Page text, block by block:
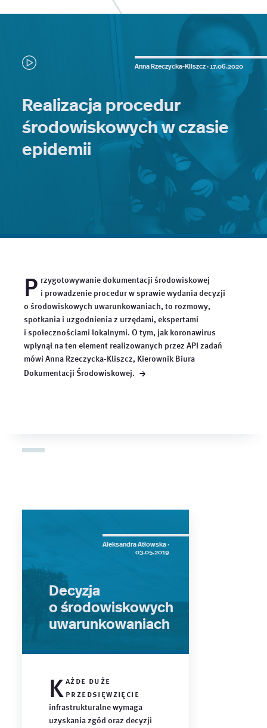
Anna Rzeczycka-Kliszcz ·17.06.2020
Realizacja procedur
środowiskowych w czasie
epidemii
P rzygotowywanie dokumentacji środowiskowej
i prowadzenie procedur w sprawie wydania decyzji
o środowiskowych uwarunkowaniach, to rozmowy,
spotkania i uzgodnienia z urzędami, ekspertami
i społecznościami lokalnymi. O tym, jak koronawirus
wpłynął na ten element realizowanych przez API zadań
mówi Anna Rzeczycka-Kliszcz, Kierownik Biura
Dokumentacji Środowiskowej. →
Aleksandra Atłowska ·
03.05.2019
Decyzja
o środowiskowych
uwarunkowaniach
K ażde duże
przedsięwzięcie
infrastrukturalne wymaga
uzyskania zgód oraz decyzji